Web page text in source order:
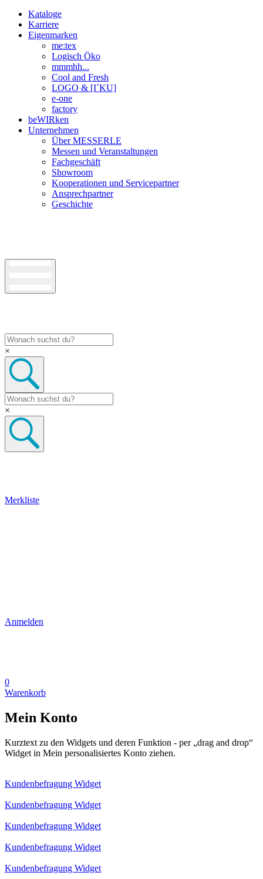
Kataloge
Karriere
Eigenmarken
me:tex
Logisch Öko
mmmhh...
Cool and Fresh
LOGO & [I´KU]
e-one
factory
beWIRken
Unternehmen
Über MESSERLE
Messen und Veranstaltungen
Fachgeschäft
Showroom
Kooperationen und Servicepartner
Ansprechpartner
Geschichte
×
×
Merkliste
Anmelden
0
Warenkorb
Mein Konto
Kurztext zu den Widgets und deren Funktion - per „drag and drop“
Widget in Mein personalisiertes Konto ziehen.
Kundenbefragung Widget
Kundenbefragung Widget
Kundenbefragung Widget
Kundenbefragung Widget
Kundenbefragung Widget